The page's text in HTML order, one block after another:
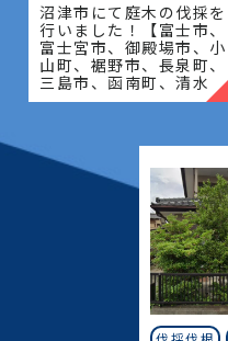
沼津市にて庭木の伐採を
行いました！【富士市、
富士宮市、御殿場市、小
山町、裾野市、長泉町、
三島市、函南町、清水
町、沼津市、熱海市、伊
町、河津町、松崎町、下
田市、